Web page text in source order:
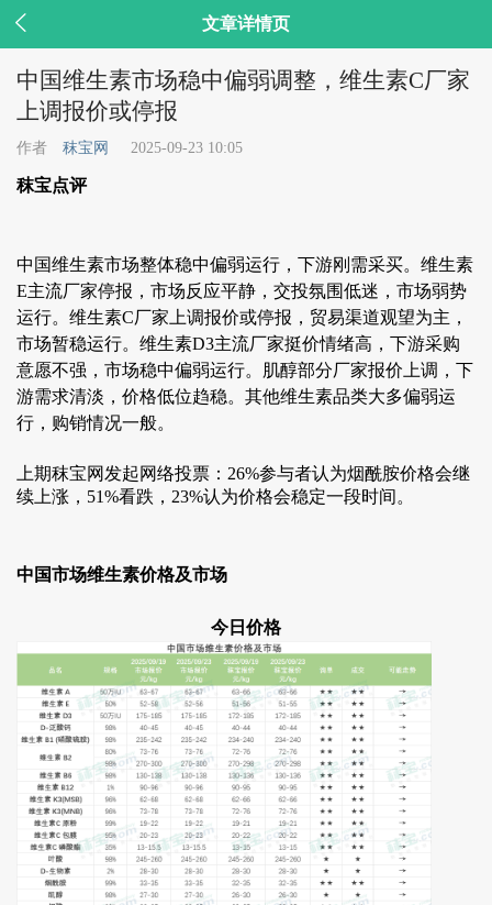
 文章详情页
中国维生素市场稳中偏弱调整，维生素C厂家
上调报价或停报
作者 秣宝网 2025-09-23 10:05
秣宝点评
中国维生素市场整体稳中偏弱运行，下游刚需采买。维生素
E主流厂家停报，市场反应平静，交投氛围低迷，市场弱势
运行。维生素C厂家上调报价或停报，贸易渠道观望为主，
市场暂稳运行。维生素D3主流厂家挺价情绪高，下游采购
意愿不强，市场稳中偏弱运行。肌醇部分厂家报价上调，下
游需求清淡，价格低位趋稳。其他维生素品类大多偏弱运
行，购销情况一般。
上期秣宝网发起网络投票：26%参与者认为烟酰胺价格会继
续上涨，51%看跌，23%认为价格会稳定一段时间。
中国市场维生素价格及市场
今日价格